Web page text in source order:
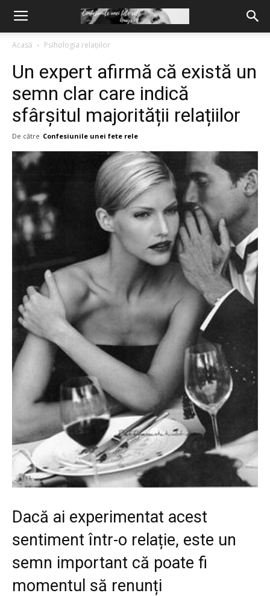
Acasă Psihologia relațiilor
Un expert afirmă că există un
semn clar care indică
sfârșitul majorității relațiilor
De către Confesiunile unei fete rele
Dacă ai experimentat acest
sentiment într-o relație, este un
semn important că poate fi
momentul să renunți